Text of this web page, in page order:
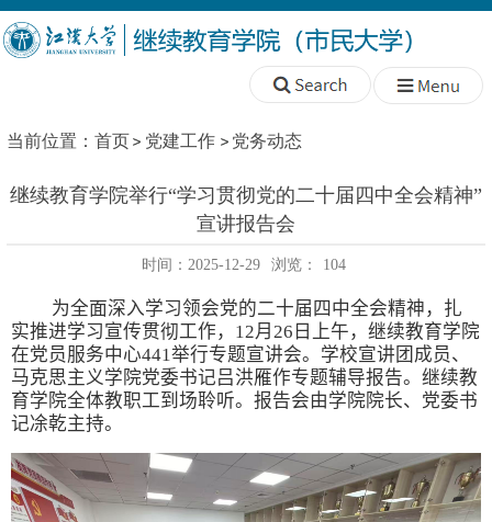
当前位置： 首页 党建工作 党务动态
继续教育学院举行“学习贯彻党的二十届四中全会精神”
宣讲报告会
时间：2025-12-29 浏览： 104
为全面深入学习领会党的二十届四中全会精神，扎
实推进学习宣传贯彻工作， 12月 26 日上午，继续教育学院
在党员服务中心441举行专题宣讲会。学校宣讲团成员、
马克思主义学院党委书记吕洪雁作专题辅导报告。继续教
育学院全体教职工到场聆听。报告会由学院院长、党委书
记凃乾主持。